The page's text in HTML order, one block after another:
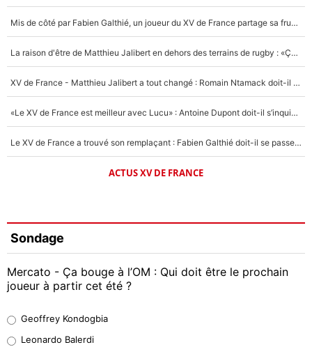
Mis de côté par Fabien Galthié, un joueur du XV de France partage sa frustration : «ils ne me l’ont pas dit tout de suite»
La raison d'être de Matthieu Jalibert en dehors des terrains de rugby : «Ça m'atteint autant que si tu touches à un membre de ma famille»
XV de France - Matthieu Jalibert a tout changé : Romain Ntamack doit-il s’inquiéter pour sa place à un an de la Coupe du monde ?
«Le XV de France est meilleur avec Lucu» : Antoine Dupont doit-il s’inquiéter pour sa place ?
Le XV de France a trouvé son remplaçant : Fabien Galthié doit-il se passer d'Antoine Dupont ?
ACTUS XV DE FRANCE
Sondage
Mercato - Ça bouge à l’OM : Qui doit être le prochain
joueur à partir cet été ?
38%
Geoffrey Kondogbia
Leonardo Balerdi